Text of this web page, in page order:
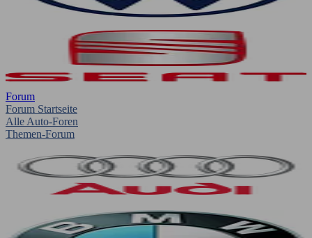
Forum
Forum Startseite
Alle Auto-Foren
Themen-Forum